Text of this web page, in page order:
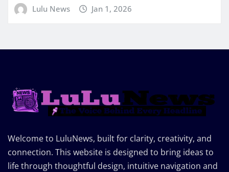
Lulu News Jan 1, 2026
Welcome to LuluNews, built for clarity, creativity, and
connection. This website is designed to bring ideas to
life through thoughtful design, intuitive navigation and